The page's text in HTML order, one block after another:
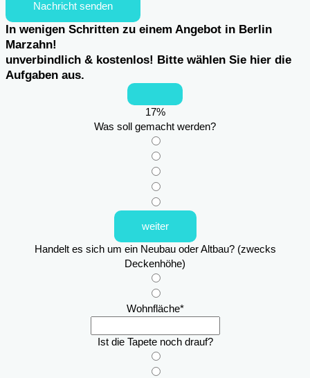
Nachricht senden
In wenigen Schritten zu einem Angebot in Berlin
Marzahn!
unverbindlich & kostenlos! Bitte wählen Sie hier die
Aufgaben aus.
17%
Was soll gemacht werden?
weiter
Handelt es sich um ein Neubau oder Altbau? (zwecks
Deckenhöhe)
Wohnfläche*
Ist die Tapete noch drauf?